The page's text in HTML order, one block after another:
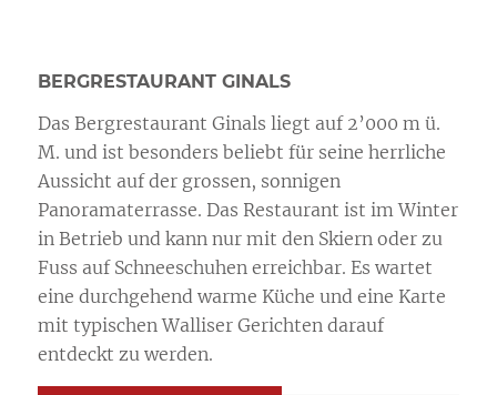
BERGRESTAURANT GINALS
Das Bergrestaurant Ginals liegt auf 2’000 m ü.
M. und ist besonders beliebt für seine herrliche
Aussicht auf der grossen, sonnigen
Panoramaterrasse. Das Restaurant ist im Winter
in Betrieb und kann nur mit den Skiern oder zu
Fuss auf Schneeschuhen erreichbar. Es wartet
eine durchgehend warme Küche und eine Karte
mit typischen Walliser Gerichten darauf
entdeckt zu werden.